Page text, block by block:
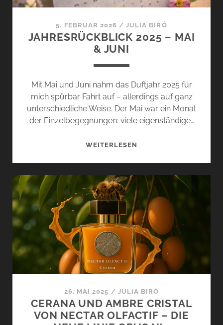
5. FEBRUAR 2026 /JULIA BIRÓ
JAHRESRÜCKBLICK 2025 – MAI
& JUNI
Mit Mai und Juni nahm das Duftjahr 2025 für
mich spürbar Fahrt auf – allerdings auf ganz
unterschiedliche Weise. Der Mai war ein Monat
der Einzelbegegnungen: viele eigenständige…
WEITERLESEN
MAI
JUNI
26. MAI 2025 / JULIA BIRÓ
CERANA UND AMBRE CRISTAL
VON NECTAR OLFACTIF – DIE